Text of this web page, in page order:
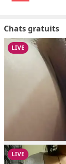
Chats gratuits